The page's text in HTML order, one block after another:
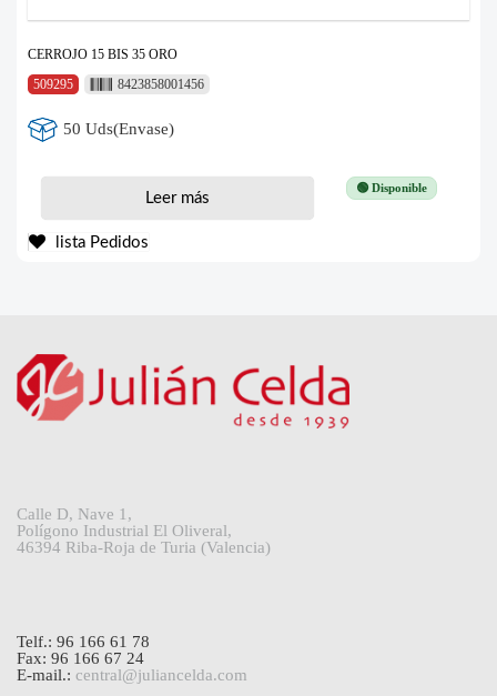
CERROJO 15 BIS 35 ORO
509295
8423858001456
50 Uds(Envase)
🟢 Disponible
Leer más
lista Pedidos
Calle D, Nave 1,
Polígono Industrial El Oliveral,
46394 Riba-Roja de Turia (Valencia)
Telf.: 96 166 61 78
Fax: 96 166 67 24
E-mail.: central@juliancelda.com